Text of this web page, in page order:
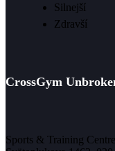
Silnejší
Zdravší
CrossGym
Sports & Training